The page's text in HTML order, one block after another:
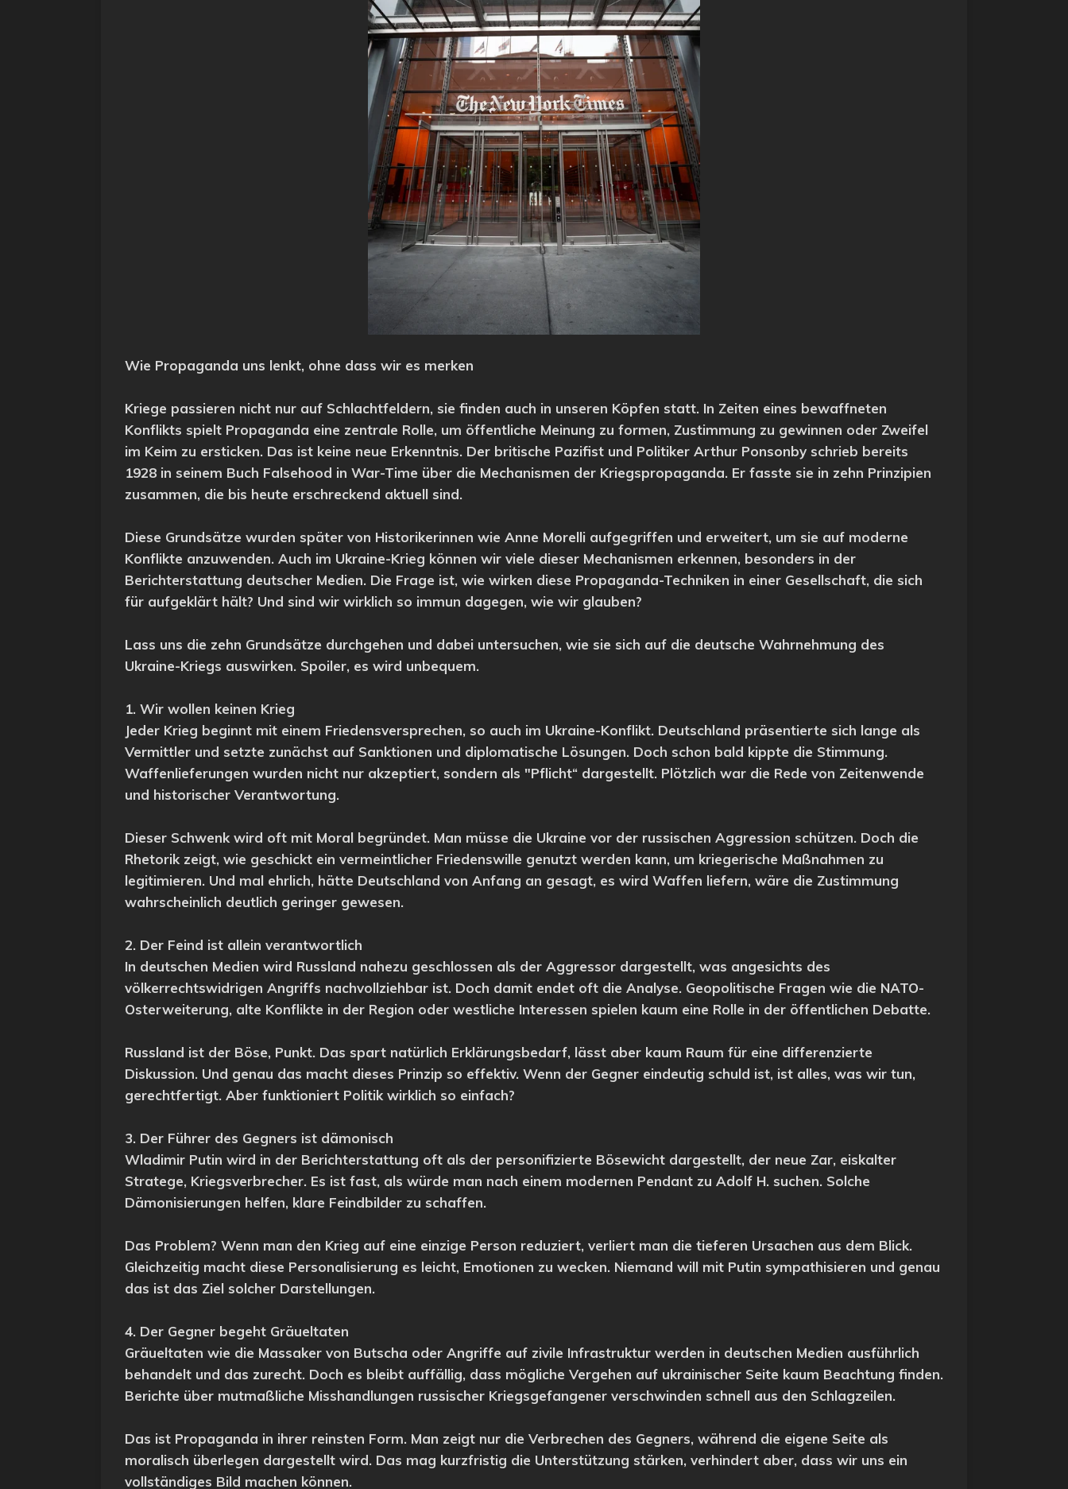
Wie Propaganda uns lenkt, ohne dass wir es merken
Kriege passieren nicht nur auf Schlachtfeldern, sie finden auch in unseren Köpfen statt. In Zeiten eines bewaffneten
Konflikts spielt Propaganda eine zentrale Rolle, um öffentliche Meinung zu formen, Zustimmung zu gewinnen oder Zweifel
im Keim zu ersticken. Das ist keine neue Erkenntnis. Der britische Pazifist und Politiker Arthur Ponsonby schrieb bereits
1928 in seinem Buch Falsehood in War-Time über die Mechanismen der Kriegspropaganda. Er fasste sie in zehn Prinzipien
zusammen, die bis heute erschreckend aktuell sind.
Diese Grundsätze wurden später von Historikerinnen wie Anne Morelli aufgegriffen und erweitert, um sie auf moderne
Konflikte anzuwenden. Auch im Ukraine-Krieg können wir viele dieser Mechanismen erkennen, besonders in der
Berichterstattung deutscher Medien. Die Frage ist, wie wirken diese Propaganda-Techniken in einer Gesellschaft, die sich
für aufgeklärt hält? Und sind wir wirklich so immun dagegen, wie wir glauben?
Lass uns die zehn Grundsätze durchgehen und dabei untersuchen, wie sie sich auf die deutsche Wahrnehmung des
Ukraine-Kriegs auswirken. Spoiler, es wird unbequem.
1. Wir wollen keinen Krieg
Jeder Krieg beginnt mit einem Friedensversprechen, so auch im Ukraine-Konflikt. Deutschland präsentierte sich lange als
Vermittler und setzte zunächst auf Sanktionen und diplomatische Lösungen. Doch schon bald kippte die Stimmung.
Waffenlieferungen wurden nicht nur akzeptiert, sondern als "Pflicht“ dargestellt. Plötzlich war die Rede von Zeitenwende
und historischer Verantwortung.
Dieser Schwenk wird oft mit Moral begründet. Man müsse die Ukraine vor der russischen Aggression schützen. Doch die
Rhetorik zeigt, wie geschickt ein vermeintlicher Friedenswille genutzt werden kann, um kriegerische Maßnahmen zu
legitimieren. Und mal ehrlich, hätte Deutschland von Anfang an gesagt, es wird Waffen liefern, wäre die Zustimmung
wahrscheinlich deutlich geringer gewesen.
2. Der Feind ist allein verantwortlich
In deutschen Medien wird Russland nahezu geschlossen als der Aggressor dargestellt, was angesichts des
völkerrechtswidrigen Angriffs nachvollziehbar ist. Doch damit endet oft die Analyse. Geopolitische Fragen wie die NATO-
Osterweiterung, alte Konflikte in der Region oder westliche Interessen spielen kaum eine Rolle in der öffentlichen Debatte.
Russland ist der Böse, Punkt. Das spart natürlich Erklärungsbedarf, lässt aber kaum Raum für eine differenzierte
Diskussion. Und genau das macht dieses Prinzip so effektiv. Wenn der Gegner eindeutig schuld ist, ist alles, was wir tun,
gerechtfertigt. Aber funktioniert Politik wirklich so einfach?
3. Der Führer des Gegners ist dämonisch
Wladimir Putin wird in der Berichterstattung oft als der personifizierte Bösewicht dargestellt, der neue Zar, eiskalter
Stratege, Kriegsverbrecher. Es ist fast, als würde man nach einem modernen Pendant zu Adolf H. suchen. Solche
Dämonisierungen helfen, klare Feindbilder zu schaffen.
Das Problem? Wenn man den Krieg auf eine einzige Person reduziert, verliert man die tieferen Ursachen aus dem Blick.
Gleichzeitig macht diese Personalisierung es leicht, Emotionen zu wecken. Niemand will mit Putin sympathisieren und genau
das ist das Ziel solcher Darstellungen.
4. Der Gegner begeht Gräueltaten
Gräueltaten wie die Massaker von Butscha oder Angriffe auf zivile Infrastruktur werden in deutschen Medien ausführlich
behandelt und das zurecht. Doch es bleibt auffällig, dass mögliche Vergehen auf ukrainischer Seite kaum Beachtung finden.
Berichte über mutmaßliche Misshandlungen russischer Kriegsgefangener verschwinden schnell aus den Schlagzeilen.
Das ist Propaganda in ihrer reinsten Form. Man zeigt nur die Verbrechen des Gegners, während die eigene Seite als
moralisch überlegen dargestellt wird. Das mag kurzfristig die Unterstützung stärken, verhindert aber, dass wir uns ein
vollständiges Bild machen können.